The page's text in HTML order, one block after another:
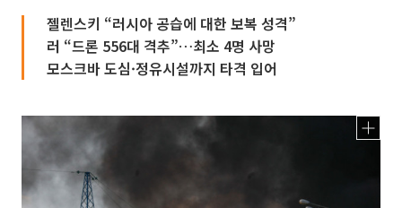
젤렌스키 “러시아 공습에 대한 보복 성격”
러 “드론 556대 격추”…최소 4명 사망
모스크바 도심·정유시설까지 타격 입어